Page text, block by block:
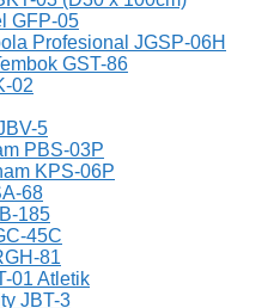
GFP-05
Profesional JGSP-06H
GST-86
02
5
PBS-03P
KPS-06P
68
185
45C
81
01 Atletik
JBT-3